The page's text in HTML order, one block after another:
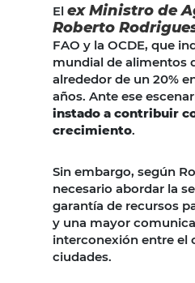
El ex Ministro de
Roberto
FAO y la OCDE, que
mundial de alimentos
alrededor de un 20%
años. Ante ese
instado a contribuir
crecimiento.
Sin embargo, según
necesario abordar la
garantía de recursos
y una mayor
interconexión entre el
ciudades.